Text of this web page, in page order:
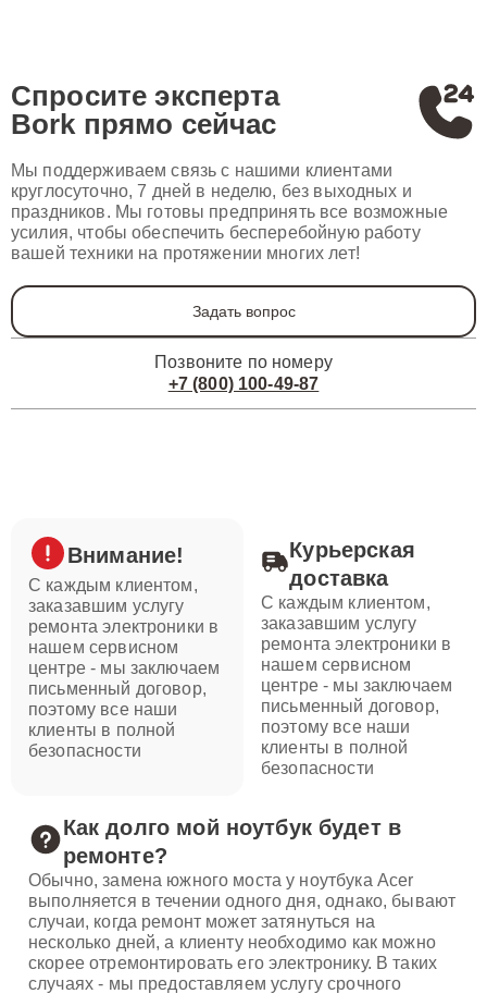
Спросите эксперта
Bork прямо сейчас
Мы поддерживаем связь с нашими клиентами
круглосуточно, 7 дней в неделю, без выходных и
праздников. Мы готовы предпринять все возможные
усилия, чтобы обеспечить бесперебойную работу
вашей техники на протяжении многих лет!
Задать вопрос
Позвоните по номеру
+7 (800) 100-49-87
Внимание!
С каждым клиентом,
заказавшим услугу
ремонта электроники в
нашем сервисном
центре - мы заключаем
письменный договор,
поэтому все наши
клиенты в полной
безопасности
Курьерская
доставка
С каждым клиентом,
заказавшим услугу
ремонта электроники в
нашем сервисном
центре - мы заключаем
письменный договор,
поэтому все наши
клиенты в полной
безопасности
Как долго мой ноутбук будет в
ремонте?
Обычно, замена южного моста у ноутбука Acer
выполняется в течении одного дня, однако, бывают
случаи, когда ремонт может затянуться на
несколько дней, а клиенту необходимо как можно
скорее отремонтировать его электронику. В таких
случаях - мы предоставляем услугу срочного